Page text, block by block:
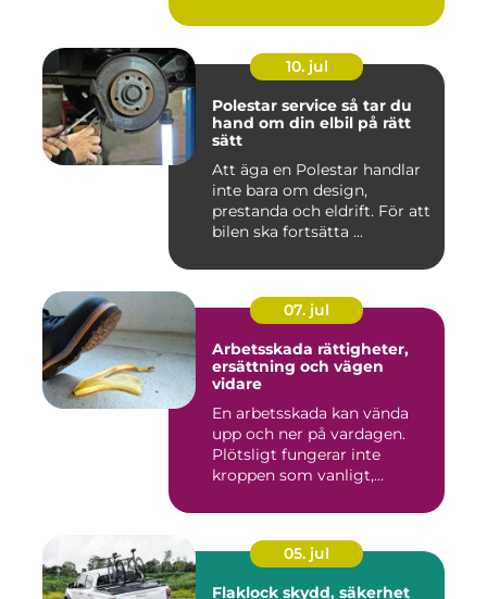
10. jul
Polestar service så tar du
hand om din elbil på rätt
sätt
Att äga en Polestar handlar
inte bara om design,
prestanda och eldrift. För att
bilen ska fortsätta ...
07. jul
Arbetsskada rättigheter,
ersättning och vägen
vidare
En arbetsskada kan vända
upp och ner på vardagen.
Plötsligt fungerar inte
kroppen som vanligt,
05. jul
Flaklock skydd, säkerhet